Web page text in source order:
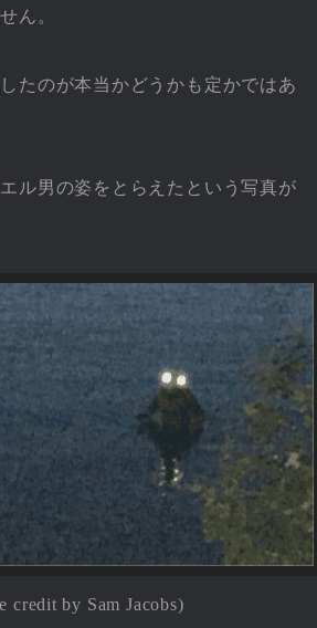
ん。
たのが本当かどうかも定かではあ
ル男の姿をとらえたという写真が
credit by Sam Jacobs)